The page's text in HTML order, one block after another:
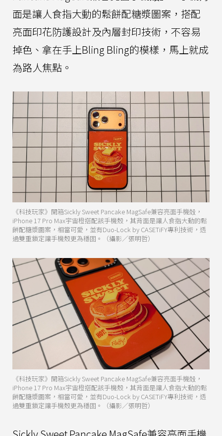
面是讓人食指大動的鬆餅配糖漿圖案，搭配
亮面印花防護設計及內層封印技術，不容易
掉色、拿在手上Bling Bling的模樣，馬上就成
為路人焦點。
《科技玩家》開箱Sickly Sweet Pancake MagSafe兼容亮面手機殻，
iPhone 17 Pro Max宇宙橙搭配該手機殼，其背面是讓人食指大動的鬆
餅配糖漿圖案，相當可愛，並有Duo-Lock by CASETiFY專利技術，透
過雙重鎖定讓手機殼更為穩固。（攝影／張明哲）
《科技玩家》開箱Sickly Sweet Pancake MagSafe兼容亮面手機殻，
iPhone 17 Pro Max宇宙橙搭配該手機殼，其背面是讓人食指大動的鬆
餅配糖漿圖案，相當可愛，並有Duo-Lock by CASETiFY專利技術，透
過雙重鎖定讓手機殼更為穩固。（攝影／張明哲）